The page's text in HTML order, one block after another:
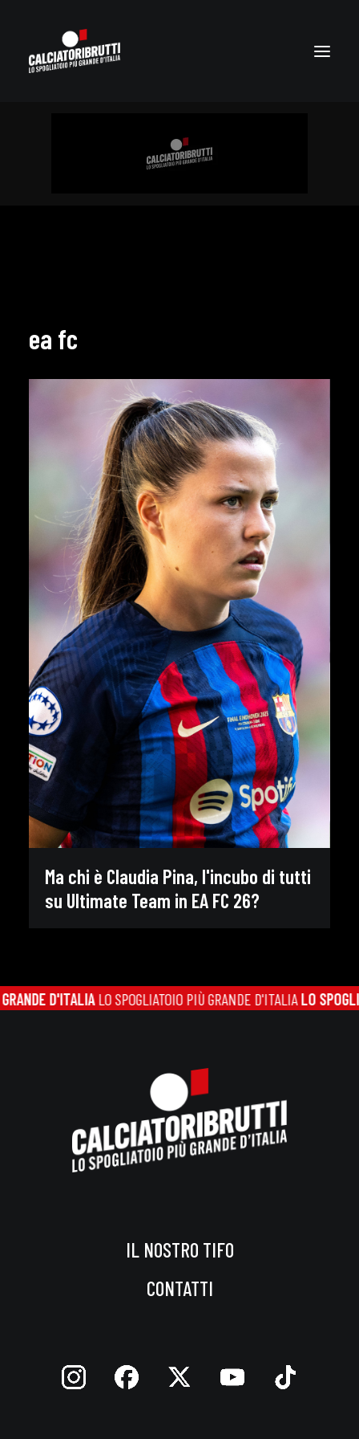
ea fc
Ma chi è Claudia Pina, l'incubo di tutti
su Ultimate Team in EA FC 26?
D'ITALIALO SPOGLIATOIO PIÙ GRANDE D'ITALIALO
IL NOSTRO TIFO
CONTATTI